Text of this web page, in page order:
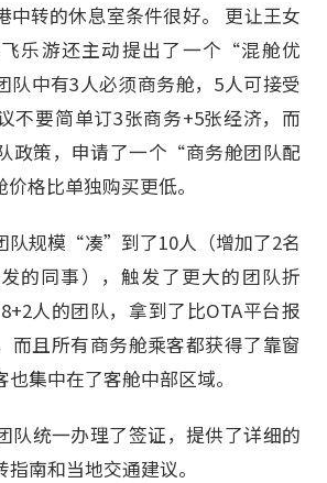
中转的休息室条件很好。 更让王女
乐游还主动提出了一个“混舱优
中有3人必须商务舱，5人可接受
不要简单订3张商务+5张经济，而
政策，申请了一个“商务舱团队配
格比单独购买更低。
队规模“凑”到了10人（增加了2名
的同事），触发了更大的团队折
人的团队，拿到了比OTA平台报
而且所有商务舱乘客都获得了靠窗
集中在了客舱中部区域。
队统一办理了签证，提供了详细的
南和当地交通建议。